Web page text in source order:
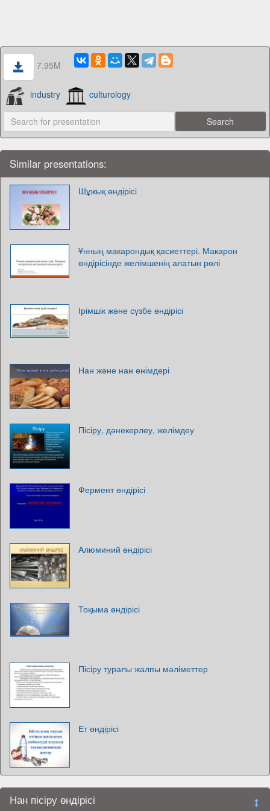
7.95M
industry culturology
Similar presentations:
Шұжық өндірісі
Ұнның макарондық қасиеттері. Макарон
өндірісінде желімшенің алатын рөлі
Ірімшік және сүзбе өндірісі
Нан және нан өнімдері
Пісіру, дәнекерлеу, желімдеу
Фермент өндірісі
Алюминий өндірісі
Тоқыма өндірісі
Пісіру туралы жалпы мәліметтер
Ет өндірісі
Нан пісіру өндірісі